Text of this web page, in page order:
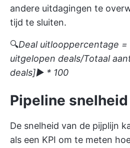
andere uitdagingen te
tijd te sluiten.
🔍Deal uitlooppercentage
uitgelopen deals/Totaal
deals]▶ * 100
Pipeline snelheid
De snelheid van de pijplijn
als een KPI om te meten